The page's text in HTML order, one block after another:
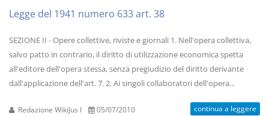
Legge del 1941 numero 633 art. 38
SEZIONE II - Opere collettive, riviste e giornali 1. Nell'opera collettiva,
salvo patto in contrario, il diritto di utilizzazione economica spetta
all'editore dell'opera stessa, senza pregiudizio del diritto derivante
dall'applicazione dell'art. 7. 2. Ai singoli collaboratori dell'opera...
Redazione WikiJus I 05/07/2010 continua a leggere